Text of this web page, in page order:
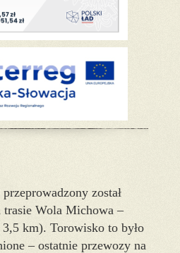
został
trasie Wola Michowa –
km). Torowisko to było
– ostatnie przewozy na